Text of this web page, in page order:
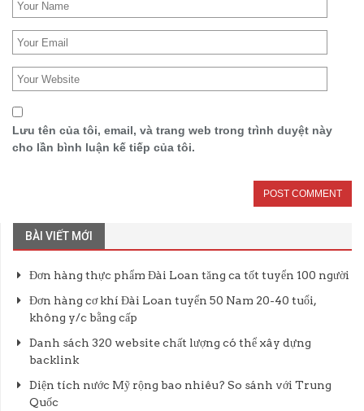
Lưu tên của tôi, email, và trang web trong trình duyệt này
cho lần bình luận kế tiếp của tôi.
BÀI VIẾT MỚI
Đơn hàng thực phẩm Đài Loan tăng ca tốt tuyển 100 người
Đơn hàng cơ khí Đài Loan tuyển 50 Nam 20-40 tuổi,
không y/c bằng cấp
Danh sách 320 website chất lượng có thể xây dựng
backlink
Diện tích nước Mỹ rộng bao nhiêu? So sánh với Trung
Quốc